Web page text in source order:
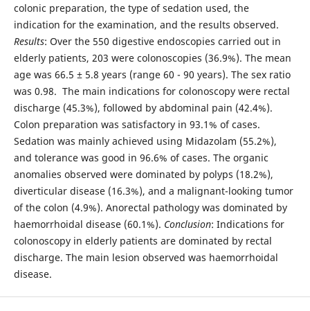
colonic preparation, the type of sedation used, the
indication for the examination, and the results observed.
Results: Over the 550 digestive endoscopies carried out in
elderly patients, 203 were colonoscopies (36.9%). The mean
age was 66.5 ± 5.8 years (range 60 - 90 years). The sex ratio
was 0.98. The main indications for colonoscopy were rectal
discharge (45.3%), followed by abdominal pain (42.4%).
Colon preparation was satisfactory in 93.1% of cases.
Sedation was mainly achieved using Midazolam (55.2%),
and tolerance was good in 96.6% of cases. The organic
anomalies observed were dominated by polyps (18.2%),
diverticular disease (16.3%), and a malignant-looking tumor
of the colon (4.9%). Anorectal pathology was dominated by
haemorrhoidal disease (60.1%). Conclusion: Indications for
colonoscopy in elderly patients are dominated by rectal
discharge. The main lesion observed was haemorrhoidal
disease.